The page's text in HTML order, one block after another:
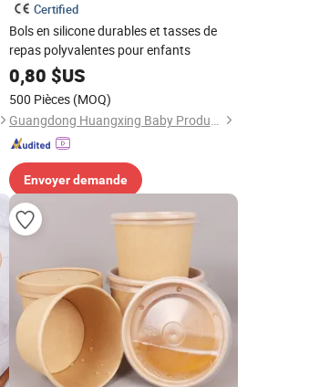
Certified
Bols en silicone durables et tasses de
repas polyvalentes pour enfants
0,80 $US
500 Pièces (MOQ)
Guangdong Huangxing Baby Products Co., Ltd.
Envoyer demande